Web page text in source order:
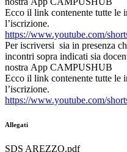
Ecco il link contenente tutte le
l’iscrizione.
https://www.youtube.com/
Per iscriversi sia in presenza
incontri sopra indicati sia
nostra App CAMPUSHUB
Ecco il link contenente tutte le
l’iscrizione.
https://www.youtube.com/
Allegati
SDS AREZZO.pdf